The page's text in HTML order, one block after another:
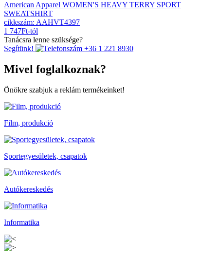
American Apparel WOMEN'S HEAVY TERRY SPORT
SWEATSHIRT
cikkszám: AAHVT4397
1 747Ft-tól
Tanácsra lenne szüksége?
Segítünk!
+36 1 221 8930
Mivel foglalkoznak?
Önökre szabjuk a reklám termékeinket!
Film, produkció
Sportegyesületek, csapatok
Autókereskedés
Informatika